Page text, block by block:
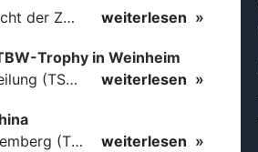
Für einige nachgemeldete Turniere im 2 Halbjahr sucht der ZWE noch Wertungsrichter.
weiterlesen
Trophy in Weinheim
Am 18. und 19. Juli 2026 richtete die Tanzsportabteilung (TSA) der TSG 1862 Weinheim das Abschlussturnier der diesjährigen TBW-Trophy-Serie aus. Zum traditionellen Saisonfinale kamen rund 400 Starts über…
weiterlesen
Die Paare aus dem Tanzsportverband Baden-Württemberg (TBW) haben beim hochklassig besetzten WDSF GrandSlam im chinesischen Nanjing wieder einmal auf internationalem Top-Niveau geglänzt. Das…
weiterlesen